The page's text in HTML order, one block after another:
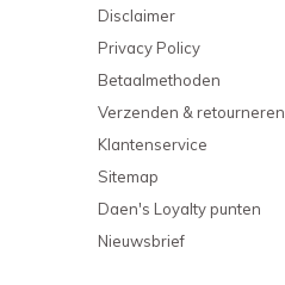
Disclaimer
Privacy Policy
Betaalmethoden
Verzenden & retourneren
Klantenservice
Sitemap
Daen's Loyalty punten
Nieuwsbrief